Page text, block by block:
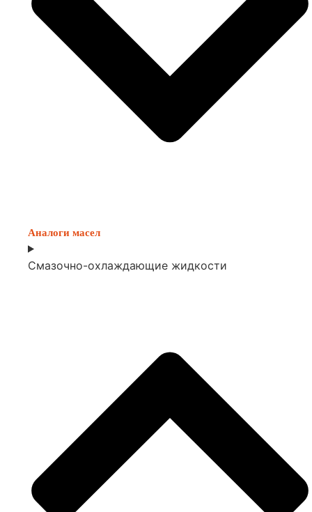
Аналоги масел
Смазочно-охлаждающие жидкости